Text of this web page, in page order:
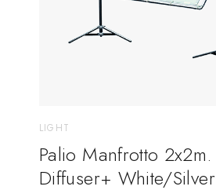
LIGHT
Palio Manfrotto 2x2m.
Diffuser+ White/Silver